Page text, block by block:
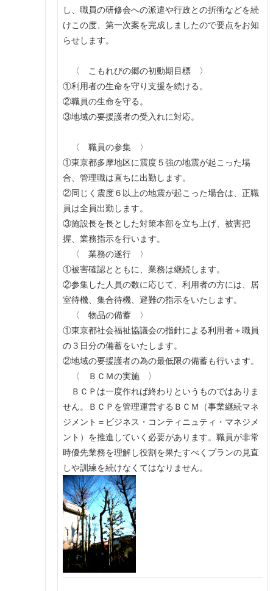
し、職員の研修会への派遣や行政との折衝などを続
けこの度、第一次案を完成しましたので要点をお知
らせします。
〈 こもれびの郷の初動期目標 〉
①利用者の生命を守り支援を続ける。
②職員の生命を守る。
③地域の要援護者の受入れに対応。
〈 職員の参集 〉
①東京都多摩地区に震度５強の地震が起こった場
合、管理職は直ちに出勤します。
②同じく震度６以上の地震が起こった場合は、正職
員は全員出勤します。
③施設長を長とした対策本部を立ち上げ、被害把
握、業務指示を行います。
〈 業務の遂行 〉
①被害確認とともに、業務は継続します。
②参集した人員の数に応じて、利用者の方には、居
室待機、集合待機、避難の指示をいたします。
〈 物品の備蓄 〉
①東京都社会福祉協議会の指針による利用者＋職員
の３日分の備蓄をいたします。
②地域の要援護者の為の最低限の備蓄も行います。
〈 ＢＣＭの実施 〉
ＢＣＰは一度作れば終わりというものではありま
せん。ＢＣＰを管理運営するＢＣＭ（事業継続マネ
ジメント＝ビジネス・コンティニュティ・マネジメ
ント）を推進していく必要があります。職員が非常
時優先業務を理解し役割を果たすべくプランの見直
しや訓練を続けなくてはなりません。